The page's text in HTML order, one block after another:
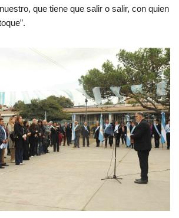
que tiene que salir o salir, con quien